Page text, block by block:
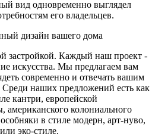
вид одновременно выглядел
его владельцев.
дизайн вашего дома
застройкой. Каждый наш проект -
искусства. Мы предлагаем вам
современно и отвечать вашим
наших предложений есть как
кантри, европейской
американского колониального
в стиле модерн, арт-нуво,
эко-стиле.